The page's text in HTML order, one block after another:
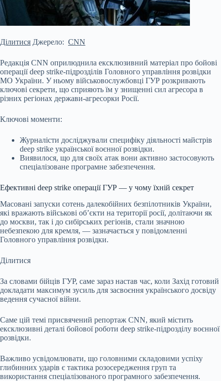
Ділитися Джерело: CNN
Редакція CNN оприлюднила ексклюзивний матеріал про бойові
операції deep strike-підрозділів Головного управління розвідки
МО України. У ньому військовослужбовці ГУР розкривають
ключові секрети, що сприяють їм у знищенні сил агресора в
різних регіонах держави-агресорки Росії.
Ключові моменти:
Журналісти досліджували специфіку діяльності майстрів
deep strike української воєнної розвідки.
Виявилося, що для своїх атак вони активно застосовують
спеціалізоване програмне забезпечення.
Ефективні deep strike операції ГУР — у чому їхній секрет
Масовані запуски сотень далекобійних безпілотників України,
які вражають військові об’єкти на території росії, долітаючи як
до москви, так і до сибірських регіонів, стали значною
небезпекою для кремля, — зазначається у повідомленні
Головного управління розвідки.
Ділитися
За словами бійців ГУР, саме зараз настав час, коли Захід готовий
докладати максимум зусиль для засвоєння українського досвіду
ведення сучасної війни.
Саме цій темі присвячений репортаж CNN, який містить
ексклюзивні деталі бойової роботи deep strike-підрозділу воєнної
розвідки.
Важливо усвідомлювати, що головними складовими успіху
глибинних ударів є тактика розосередження груп та
використання спеціалізованого програмного забезпечення.